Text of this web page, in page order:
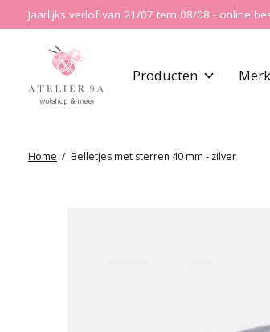
Jaarlijks verlof van 21/07 tem 08/08 - online
Producten
Home / Belletjes met sterren 40 mm - zilver